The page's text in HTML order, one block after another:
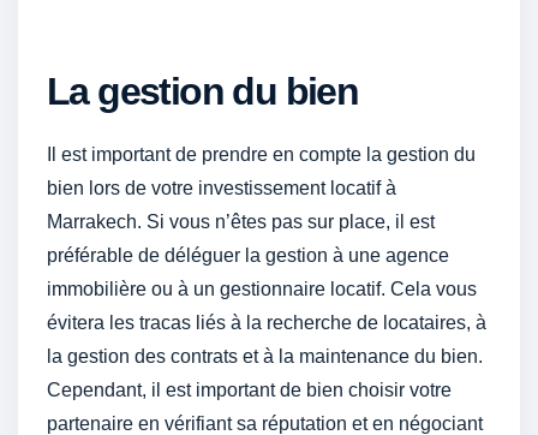
La gestion du bien
Il est important de prendre en compte la gestion du
bien lors de votre investissement locatif à
Marrakech. Si vous n’êtes pas sur place, il est
préférable de déléguer la gestion à une agence
immobilière ou à un gestionnaire locatif. Cela vous
évitera les tracas liés à la recherche de locataires, à
la gestion des contrats et à la maintenance du bien.
Cependant, il est important de bien choisir votre
partenaire en vérifiant sa réputation et en négociant